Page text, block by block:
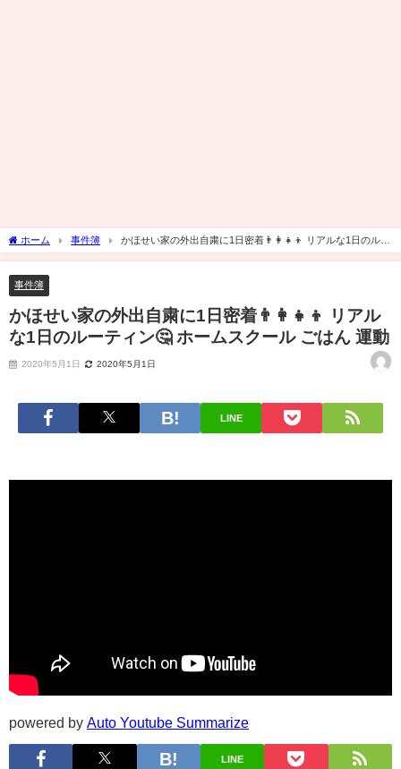
ホーム 事件簿
かほせい家の外出自粛に1日密着👨‍👩‍👧‍👦 リアルな1日のルー
ティン🤔 ホームスクール ごはん 運動
事件簿
かほせい家の外出自粛に1日密着👨‍👩‍👧‍👦 リアル
な1日のルーティン🤔 ホームスクール ごはん 運動
2020年5月1日 2020年5月1日
LINE
powered by Auto Youtube Summarize
LINE